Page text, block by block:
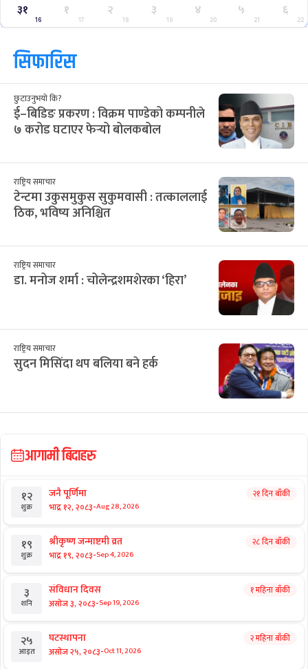
३१
16
१
17
२
18
३
19
४
20
५
21
६
22
सिफारिस
छुटाउनुभयो कि?
ई–बिडिङ प्रकरण : विक्रम पाण्डेको कम्पनीले
७ करोड घटाएर फेर्‍यो बोलकबोल
राष्ट्रिय समाचार
टेन्टमा उकुसमुकुस सुकुमवासी : तत्काललाई
ठिक, भविष्य अनिश्चित
राष्ट्रिय समाचार
डा. मनोज शर्मा : चोलेन्द्रशमशेरका ‘हिरा’
राष्ट्रिय समाचार
सुदन मिसिंदा थप बलिया बने हर्क
आगामी बिदाहरु
१२
शुक्र
जनै पूर्णिमा
भाद्र १२, २०८३-Aug 28, 2026
२१ दिन बाँकी
१९
शुक्र
श्रीकृष्ण जन्माष्टमी व्रत
भाद्र १९, २०८३-Sep 4, 2026
२८ दिन बाँकी
३
शनि
संविधान दिवस
असोज ३, २०८३-Sep 19, 2026
१ महिना बाँकी
२५
आइत
घटस्थापना
असोज २५, २०८३-Oct 11, 2026
२ महिना बाँकी